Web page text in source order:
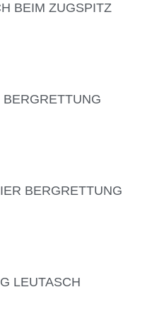
BEIM ZUGSPITZ
BERGRETTUNG
LEUTASCH